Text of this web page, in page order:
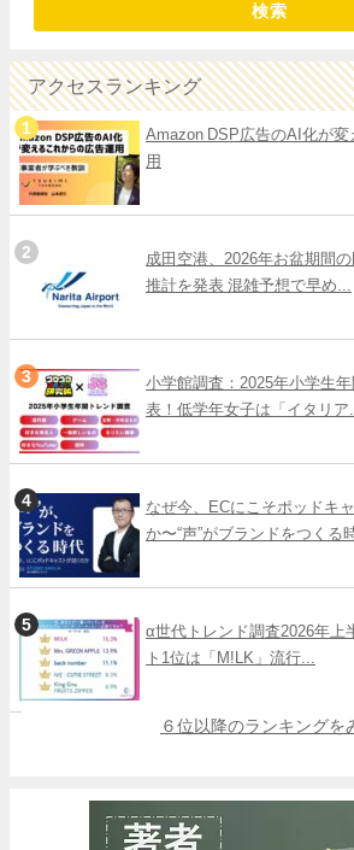
検索
アクセスランキング
Amazon DSP広告のAI化が変
用
成田空港、2026年お盆期間
推計を発表 混雑予想で早め...
小学館調査：2025年小学生
表！低学年女子は「イタリア
なぜ今、ECにこそポッドキ
か〜“声”がブランドをつくる
α世代トレンド調査2026年上
ト1位は「M!LK」流行...
６位以降のランキングを